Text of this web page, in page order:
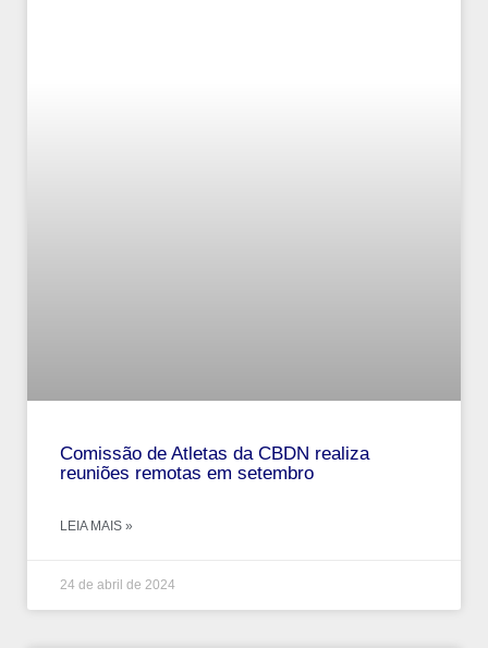
Comissão de Atletas da CBDN realiza
reuniões remotas em setembro
LEIA MAIS »
24 de abril de 2024